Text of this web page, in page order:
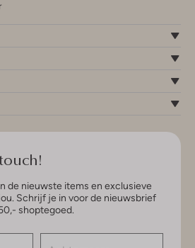
de nieuwste items en exclusieve
Schrijf je in voor de nieuwsbrief
shoptegoed.